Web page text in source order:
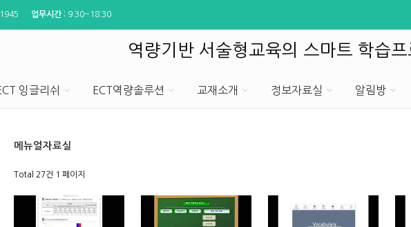
업무시간 : 9:30~18:30
역량기반 서술형교육의 스마트 학습프
잉글리쉬 ECT역량솔루션 교재소개 정보자료실 알림방
메뉴얼자료실
Total 27건 1 페이지